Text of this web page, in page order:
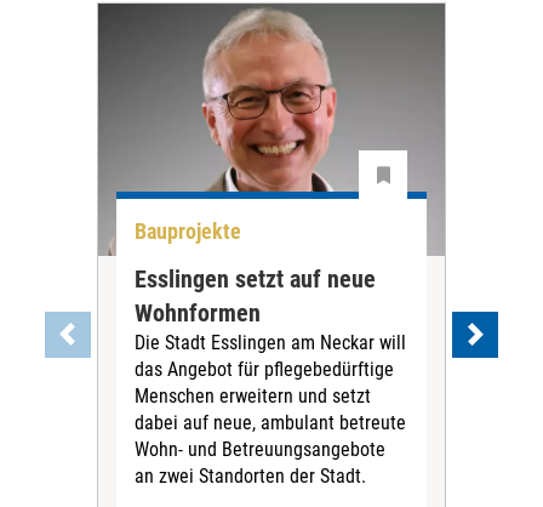
Bauprojekte
Esslingen setzt auf neue
Wohnformen
Die Stadt Esslingen am Neckar will
das Angebot für pflegebedürftige
Menschen erweitern und setzt
dabei auf neue, ambulant betreute
Wohn- und Betreuungsangebote
an zwei Standorten der Stadt.